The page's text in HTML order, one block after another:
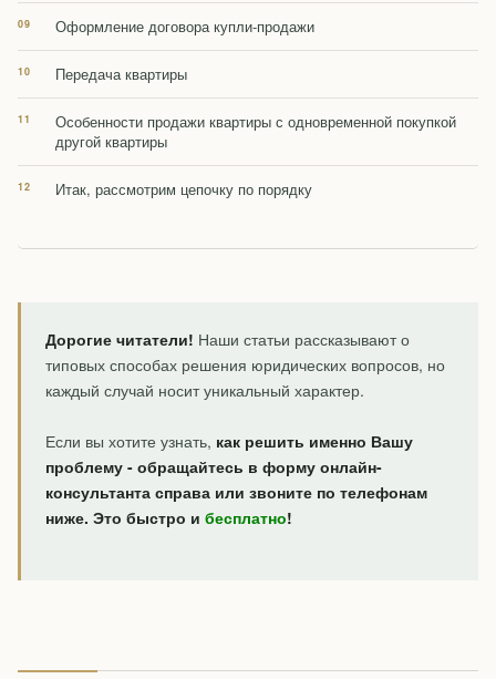
Оформление договора купли-продажи
Передача квартиры
Особенности продажи квартиры с одновременной покупкой
другой квартиры
Итак, рассмотрим цепочку по порядку
Дорогие читатели! Наши статьи рассказывают о
типовых способах решения юридических вопросов, но
каждый случай носит уникальный характер.
Если вы хотите узнать, как решить именно Вашу
проблему - обращайтесь в форму онлайн-
консультанта справа или звоните по телефонам
ниже. Это быстро и бесплатно!